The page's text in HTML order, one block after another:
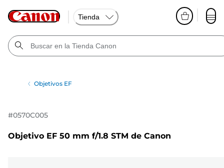
Tienda
Objetivos EF
#0570C005
Objetivo EF 50 mm f/1.8 STM de Canon